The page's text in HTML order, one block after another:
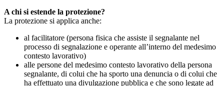
A chi si estende la protezione?
La protezione si applica anche:
al facilitatore (persona fisica che assiste il segnalante nel
processo di segnalazione e operante all’interno del medesimo
contesto lavorativo)
alle persone del medesimo contesto lavorativo della persona
segnalante, di colui che ha sporto una denuncia o di colui che
ha effettuato una divulgazione pubblica e che sono legate ad